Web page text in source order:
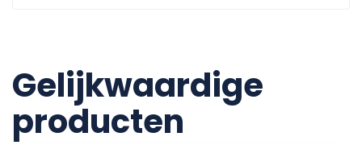
Gelijkwaardige
producten